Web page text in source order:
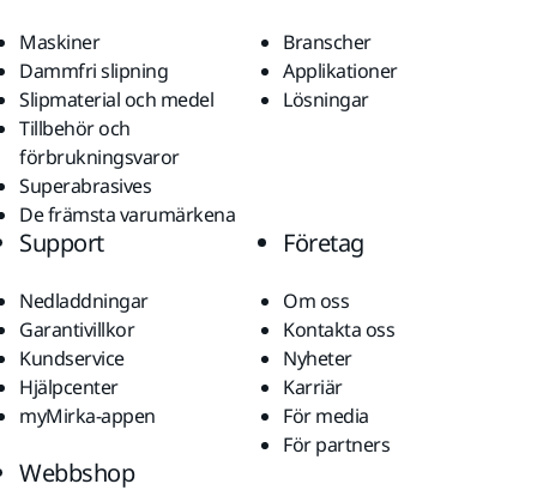
Maskiner
Dammfri slipning
Slipmaterial och medel
Tillbehör och
förbrukningsvaror
Superabrasives
De främsta varumärkena
Branscher
Applikationer
Lösningar
Support
Nedladdningar
Garantivillkor
Kundservice
Hjälpcenter
myMirka-appen
Företag
Om oss
Kontakta oss
Nyheter
Karriär
För media
För partners
Webbshop